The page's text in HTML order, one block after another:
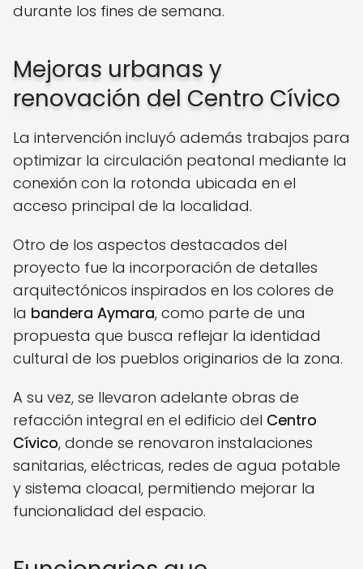
durante los fines de semana.
Mejoras urbanas y
renovación del Centro Cívico
La intervención incluyó además trabajos para
optimizar la circulación peatonal mediante la
conexión con la rotonda ubicada en el
acceso principal de la localidad.
Otro de los aspectos destacados del
proyecto fue la incorporación de detalles
arquitectónicos inspirados en los colores de
la bandera Aymara, como parte de una
propuesta que busca reflejar la identidad
cultural de los pueblos originarios de la zona.
A su vez, se llevaron adelante obras de
refacción integral en el edificio del Centro
Cívico, donde se renovaron instalaciones
sanitarias, eléctricas, redes de agua potable
y sistema cloacal, permitiendo mejorar la
funcionalidad del espacio.